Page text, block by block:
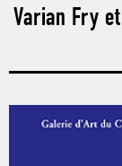
Varian Fry